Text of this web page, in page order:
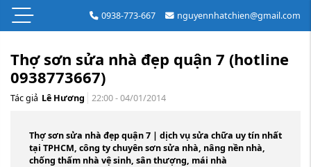
0938-773-667 nguyennhatchien@gmail.com
Thợ sơn sửa nhà đẹp quận 7 (hotline
0938773667)
Tác giả Lê Hương 22:00 - 04/01/2014
Thợ sơn sửa nhà đẹp quận 7 | dịch vụ sửa chữa uy tín nhất
tại TPHCM, công ty chuyên sơn sửa nhà, nâng nền nhà,
chống thấm nhà vệ sinh, sân thượng, mái nhà